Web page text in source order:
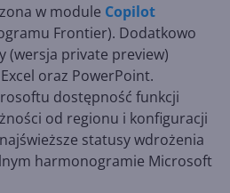
w module Copilot
Frontier). Dodatkowo
(wersja private preview)
oraz PowerPoint.
dostępność funkcji
od regionu i konfiguracji
statusy wdrożenia
harmonogramie Microsoft